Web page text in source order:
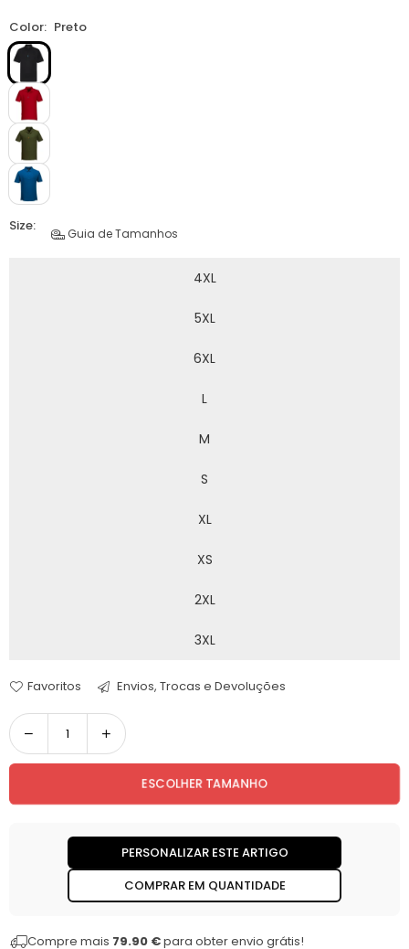
Color: Preto
Size: Guia de Tamanhos
4XL
5XL
6XL
L
M
S
XL
XS
2XL
3XL
Favoritos Envios, Trocas e Devoluções
Quantidade
ESCOLHER TAMANHO
PERSONALIZAR ESTE ARTIGO
COMPRAR EM QUANTIDADE
Compre mais 79.90 €para obter envio grátis!